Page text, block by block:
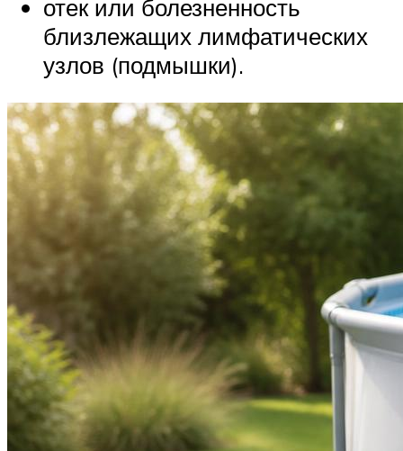
отек или болезненность
близлежащих лимфатических
узлов (подмышки).